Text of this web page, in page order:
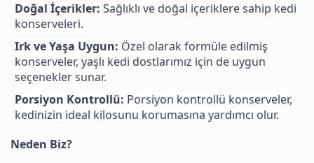
Doğal İçerikler: Sağlıklı ve doğal içeriklere sahip kedi
konserveleri.
Irk ve Yaşa Uygun: Özel olarak formüle edilmiş
konserveler, yaşlı kedi dostlarımız için de uygun
seçenekler sunar.
Porsiyon Kontrollü: Porsiyon kontrollü konserveler,
kedinizin ideal kilosunu korumasına yardımcı olur.
Neden Biz?